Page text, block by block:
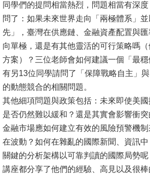
消
息
公
告
國
際
化
高
教
深
耕
同學們的提問相當熱烈，問題相當有深
問了：如果未來世界走向「兩極體系」
先」，臺灣在供應鏈、金融資產配置與
向單極，還是有其他靈活的可行策略嗎
方案）？三位老師會如何建議一個「最
有另13位同學請問了「保障戰略自主」與
的動態競合的相關問題。
其他細項問題與政策包括：未來即使美
是否仍然難以緩和？還是其實會影響衝
金融市場應如何建立有效的風險預警機
在波動？如何在雜亂的國際新聞、資訊
關鍵的分析架構以可靠判讀的國際局勢
講座都分享了他們的經驗、高見以及很棒